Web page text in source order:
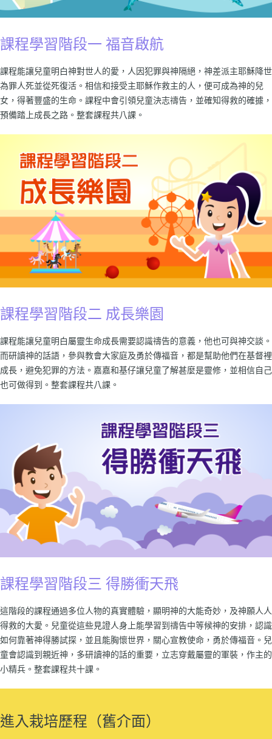
課程學習階段一 福音啟航
課程能讓兒童明白神對世人的愛，人因犯罪與神隔絕，神差派主耶穌降世
為罪人死並從死復活。相信和接受主耶穌作救主的人，便可成為神的兒
女，得著豐盛的生命。課程中會引領兒童決志禱告，並確知得救的確據，
預備踏上成長之路。整套課程共八課。
課程學習階段二 成長樂園
課程能讓兒童明白屬靈生命成長需要認識禱告的意義，他也可與神交談。
而研讀神的話語，參與教會大家庭及勇於傳福音，都是幫助他們在基督裡
成長，避免犯罪的方法。嘉嘉和基仔讓兒童了解甚麼是靈修，並相信自己
也可做得到。整套課程共八課。
課程學習階段三 得勝衝天飛
這階段的課程通過多位人物的真實體驗，顯明神的大能奇妙，及神願人人
得救的大愛。兒童從這些見證人身上能學習到禱告中等候神的安排，認識
如何靠著神得勝試探，並且能胸懷世界，關心宣教使命，勇於傳福音。兒
童會認識到親近神，多研讀神的話的重要，立志穿戴屬靈的軍裝，作主的
小精兵。整套課程共十課。
進入栽培歷程（舊介面）